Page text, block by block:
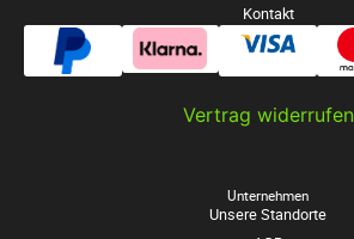
Kontakt
Vertrag widerrufen
Unternehmen
Unsere Standorte